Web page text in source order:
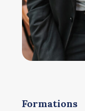
Formations